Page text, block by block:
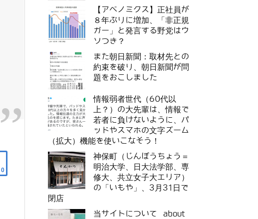
0
【アベノミクス】正社員が
８年ぶりに増加、「非正規
ガー」と発言する野党はウ
ソつき？
また朝日新聞：取材先との
約束を破り、朝日新聞が問
題をおこしました
情報弱者世代（60代以
上？）の大先輩は、情報で
若者に負けないように、パ
ッドやスマホの文字ズーム
（拡大）機能を使いこなそう！
神保町（じんぼうちょう＝
明治大学、日大法学部、専
修大、共立女子大エリア）
の「いもや」、3月31日で
閉店
当サイトについて about